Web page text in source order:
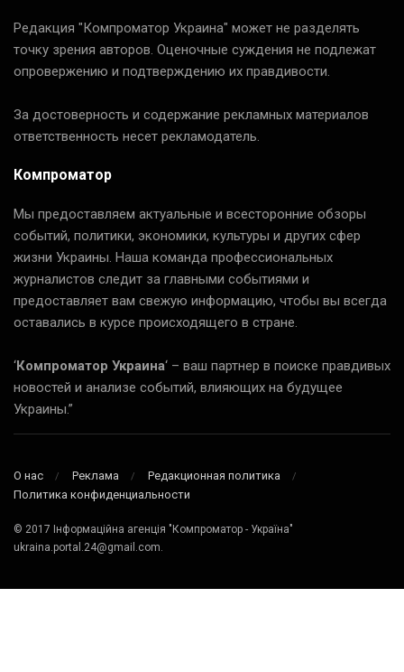
Редакция "Компроматор Украина" может не разделять
точку зрения авторов. Оценочные суждения не подлежат
опровержению и подтверждению их правдивости.
За достоверность и содержание рекламных материалов
ответственность несет рекламодатель.
Компроматор
Мы предоставляем актуальные и всесторонние обзоры
событий, политики, экономики, культуры и других сфер
жизни Украины. Наша команда профессиональных
журналистов следит за главными событиями и
предоставляет вам свежую информацию, чтобы вы всегда
оставались в курсе происходящего в стране.
‘Компроматор Украина‘ – ваш партнер в поиске правдивых
новостей и анализе событий, влияющих на будущее
Украины.”
О нас Реклама
Редакционная политика
Политика конфиденциальности
© 2017 Інформаційна агенція "Компроматор - Україна"
ukraina.portal.24@gmail.com.